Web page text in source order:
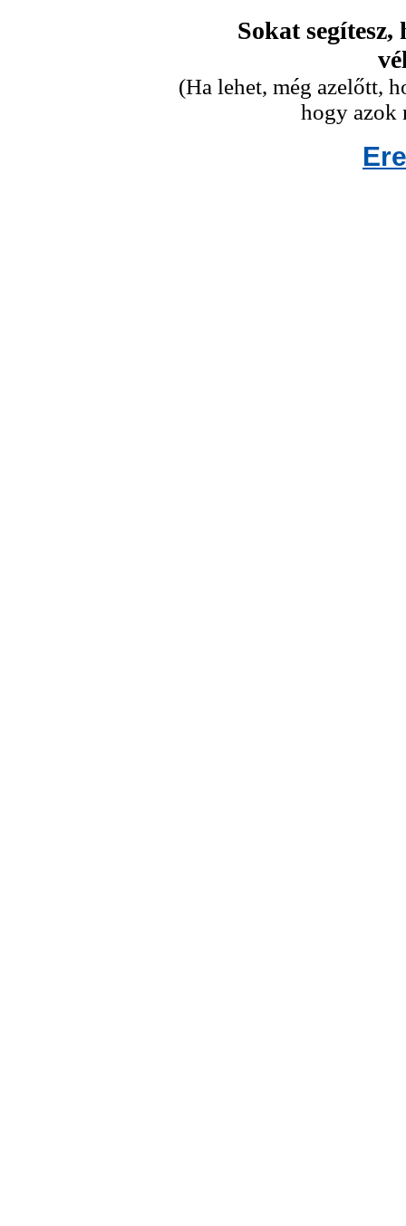
Sokat
(Ha lehet, még azelőtt,
hogy azok